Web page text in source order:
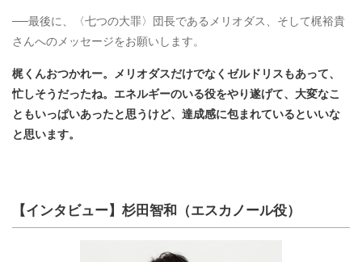
──最後に、〈七つの大罪〉団長であるメリオダス、そして梶裕貴
さんへのメッセージをお願いします。
梶くんおつかれー。メリオダスだけでなくゼルドリスもあって、
忙しそうだったね。エネルギーのいる役をやり遂げて、大変なこ
ともいっぱいあったと思うけど、達成感に包まれているといいな
と思います。​
【インタビュー】 杉田智和 （エスカノール役）